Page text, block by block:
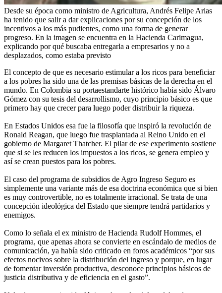
Desde su época como ministro de Agricultura, Andrés Felipe Arias
ha tenido que salir a dar explicaciones por su concepción de los
incentivos a los más pudientes, como una forma de generar
progreso. En la imagen se encuentra en la Hacienda Carimagua,
explicando por qué buscaba entregarla a empresarios y no a
desplazados, como estaba previsto
El concepto de que es necesario estimular a los ricos para beneficiar
a los pobres ha sido una de las premisas básicas de la derecha en el
mundo. En Colombia su portaestandarte histórico había sido Álvaro
Gómez con su tesis del desarrollismo, cuyo principio básico es que
primero hay que crecer para luego poder distribuir la riqueza.
En Estados Unidos esa fue la filosofía que inspiró la revolución de
Ronald Reagan, que luego fue trasplantada al Reino Unido en el
gobierno de Margaret Thatcher. El pilar de ese experimento sostiene
que si se les reducen los impuestos a los ricos, se genera empleo y
así se crean puestos para los pobres.
El caso del programa de subsidios de Agro Ingreso Seguro es
simplemente una variante más de esa doctrina económica que si bien
es muy controvertible, no es totalmente irracional. Se trata de una
concepción ideológica del Estado que siempre tendrá partidarios y
enemigos.
Como lo señala el ex ministro de Hacienda Rudolf Hommes, el
programa, que apenas ahora se convierte en escándalo de medios de
comunicación, ya había sido criticado en foros académicos “por sus
efectos nocivos sobre la distribución del ingreso y porque, en lugar
de fomentar inversión productiva, desconoce principios básicos de
justicia distributiva y de eficiencia en el gasto”.